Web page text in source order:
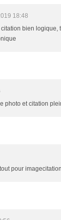
18:48
bien
photo et citation
pour